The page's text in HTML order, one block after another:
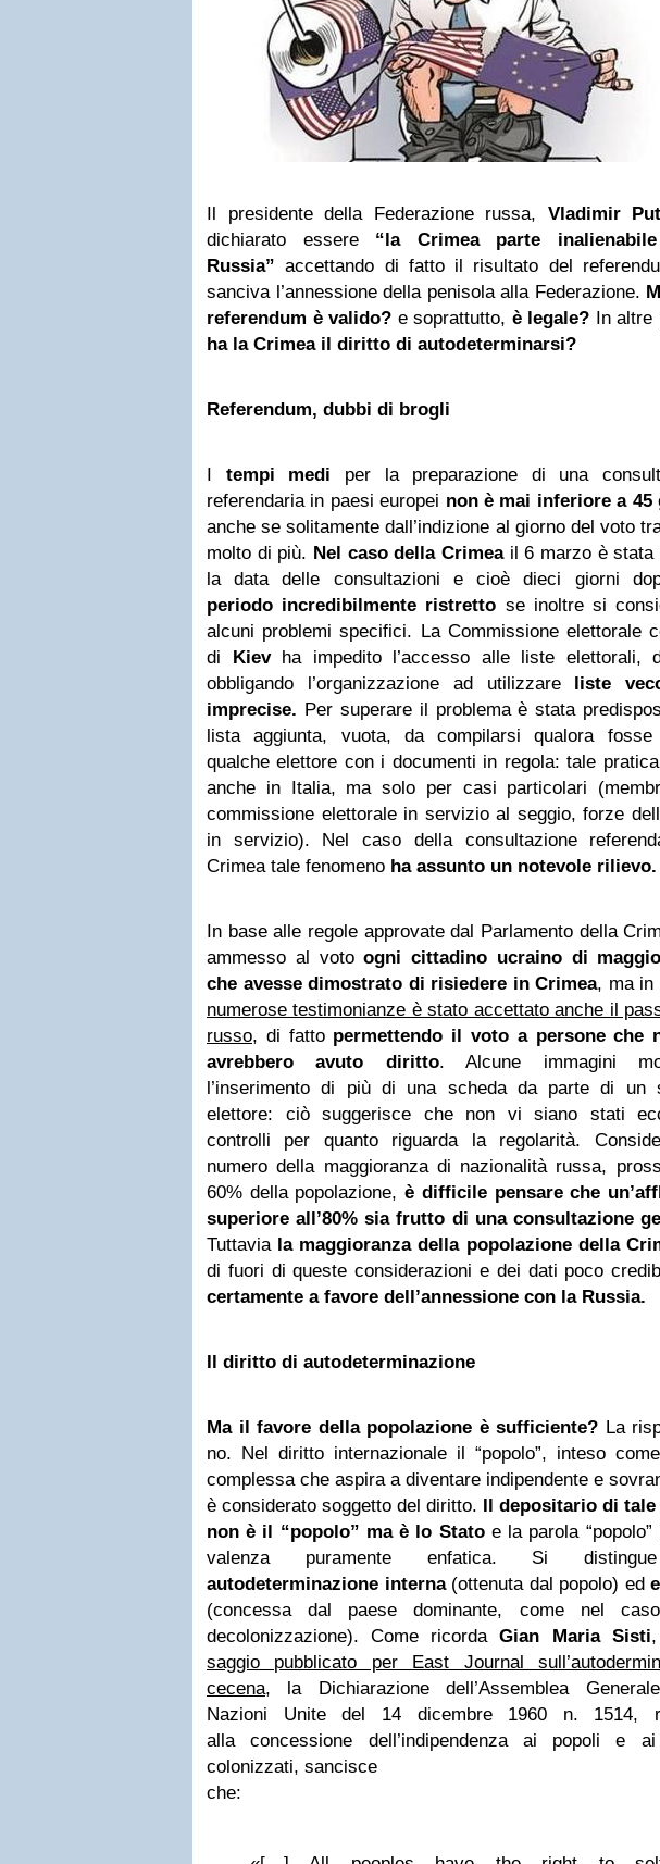
Il presidente della Federazione russa, Vladimir
dichiarato essere “la Crimea parte
Russia” accettando di fatto il risultato del
sanciva l’annessione della penisola alla Federazione.
referendum è valido? e soprattutto, è legale? In altre
ha la Crimea il diritto di autodeterminarsi?
Referendum, dubbi di brogli
I tempi medi per la preparazione di una
referendaria in paesi europei non è mai inferiore a 45
anche se solitamente dall’indizione al giorno del voto
molto di più. Nel caso della Crimeail 6 marzo è stata
la data delle consultazioni e cioè dieci giorni
periodo incredibilmente ristretto se inoltre si
alcuni problemi specifici. La Commissione elettorale
di Kievha impedito l’accesso alle liste elettorali,
obbligando l’organizzazione ad utilizzareliste
imprecise. Per superare il problema è stata
lista aggiunta, vuota, da compilarsi qualora fosse
qualche elettore con i documenti in regola: tale
anche in Italia, ma solo per casi particolari
commissione elettorale in servizio al seggio, forze
in servizio). Nel caso della consultazione
Crimea tale fenomeno ha assunto un notevole rilievo.
In base alle regole approvate dal Parlamento della
ammesso al votoogni cittadino ucraino di
che avesse dimostrato di risiedere in Crimea, ma in
numerose testimonianze è stato accettato anche il
russo, di fatto permettendo il voto a persone che
avrebbero avuto diritto. Alcune immagini
l’inserimento di più di una scheda da parte di un
elettore: ciò suggerisce che non vi siano stati
controlli per quanto riguarda la regolarità.
numero della maggioranza di nazionalità russa,
60% della popolazione,è difficile pensare che
superiore all’80% sia frutto di una consultazione
Tuttaviala maggioranza della popolazione della
di fuori di queste considerazioni e dei dati poco
certamente a favore dell’annessione con la Russia.
Il diritto di autodeterminazione
Ma il favore della popolazione è sufficiente? La
no. Nel diritto internazionale il “popolo”, inteso
complessa che aspira a diventare indipendente e
è considerato soggetto del diritto. Il depositario di
non è il “popolo” ma è lo Statoe la parola “popolo”
valenza puramente enfatica. Si
autodeterminazione interna(ottenuta dal popolo) ed
(concessa dal paese dominante, come nel
decolonizzazione). Come ricordaGian Maria Sisti,
saggio pubblicato per East Journal
cecena, la Dichiarazione dell’Assemblea
Nazioni Unite del 14 dicembre 1960 n. 1514,
alla concessione dell’indipendenza ai popoli e
colonizzati, sancisce
che: